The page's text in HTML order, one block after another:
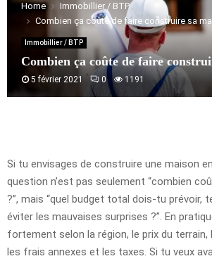
Home
Immobillier / BTP
Combien ça coûte de faire construire sa
Immobillier / BTP
Combien ça coûte de faire
5 février 2021 0 1191
Si tu envisages de construire une maison
question n’est pas seulement “combien
?”, mais “quel budget total dois-tu prévoir,
éviter les mauvaises surprises ?”. En
fortement selon la région, le prix du terrain,
les frais annexes et les taxes. Si tu veux